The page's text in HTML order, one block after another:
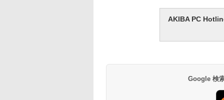
AKIBA PC
Google 検